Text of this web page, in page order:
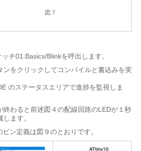
図７
チ01.Basics/Blinkを呼出します。
ンをクリックしてコンパイルと書込みを実
のステータスエリアで進捗を監視しま
終わると前述図４の配線回路のLEDが１秒
します。
ピン定義は図９のとおりです。